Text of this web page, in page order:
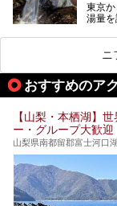
しま
東京
湯量
も、
る“
まで
した
※ぬる
ニ
おすすめのア
【山梨・本栖湖】
ー・グループ大歓迎
山梨県南都留郡富士河口